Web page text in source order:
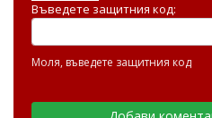
Въведете защитния код:
Моля, въведете защитния код